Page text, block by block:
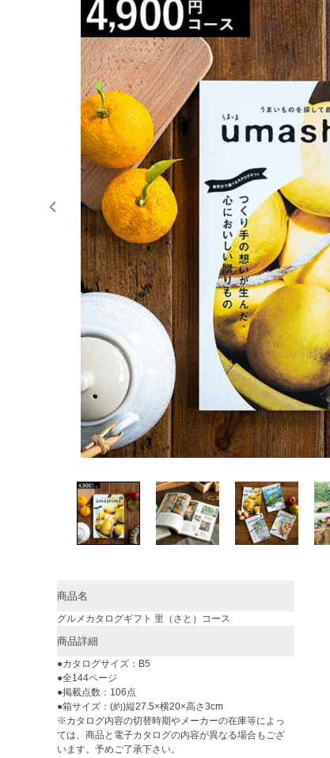
商品名
グルメカタログギフト 里（さと）コース
商品詳細
●カタログサイズ：B5
●全144ページ
●掲載点数：106点
●箱サイズ：(約)縦27.5×横20×高さ3cm
※カタログ内容の切替時期やメーカーの在庫等によっ
ては、商品と電子カタログの内容が異なる場合もござ
います。予めご了承下さい。